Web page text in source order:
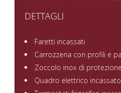
DETTAGLI
Faretti incassati
Carrozzeria con profili e
Zoccolo inox di
Quadro elettrico incassato